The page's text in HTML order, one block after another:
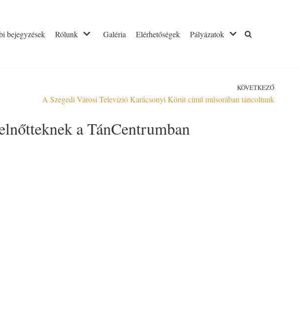
bejegyzések Rólunk Galéria Elérhetőségek Pályázatok
KÖVETKEZŐ
A Szegedi Városi Televízió Karácsonyi Körút című műsorában táncoltunk
a TánCentrumban